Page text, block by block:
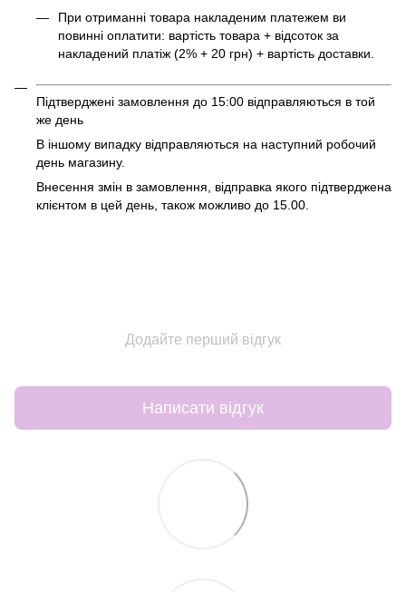
При отриманні товара накладеним платежем ви
повинні оплатити: вартість товара + відсоток за
накладений платіж (2% + 20 грн) + вартість доставки.
Підтверджені замовлення до 15:00 відправляються в той
же день
В іншому випадку відправляються на наступний робочий
день магазину.
Внесення змін в замовлення, відправка якого підтверджена
клієнтом в цей день, також можливо до 15.00.
Додайте перший відгук
Написати відгук